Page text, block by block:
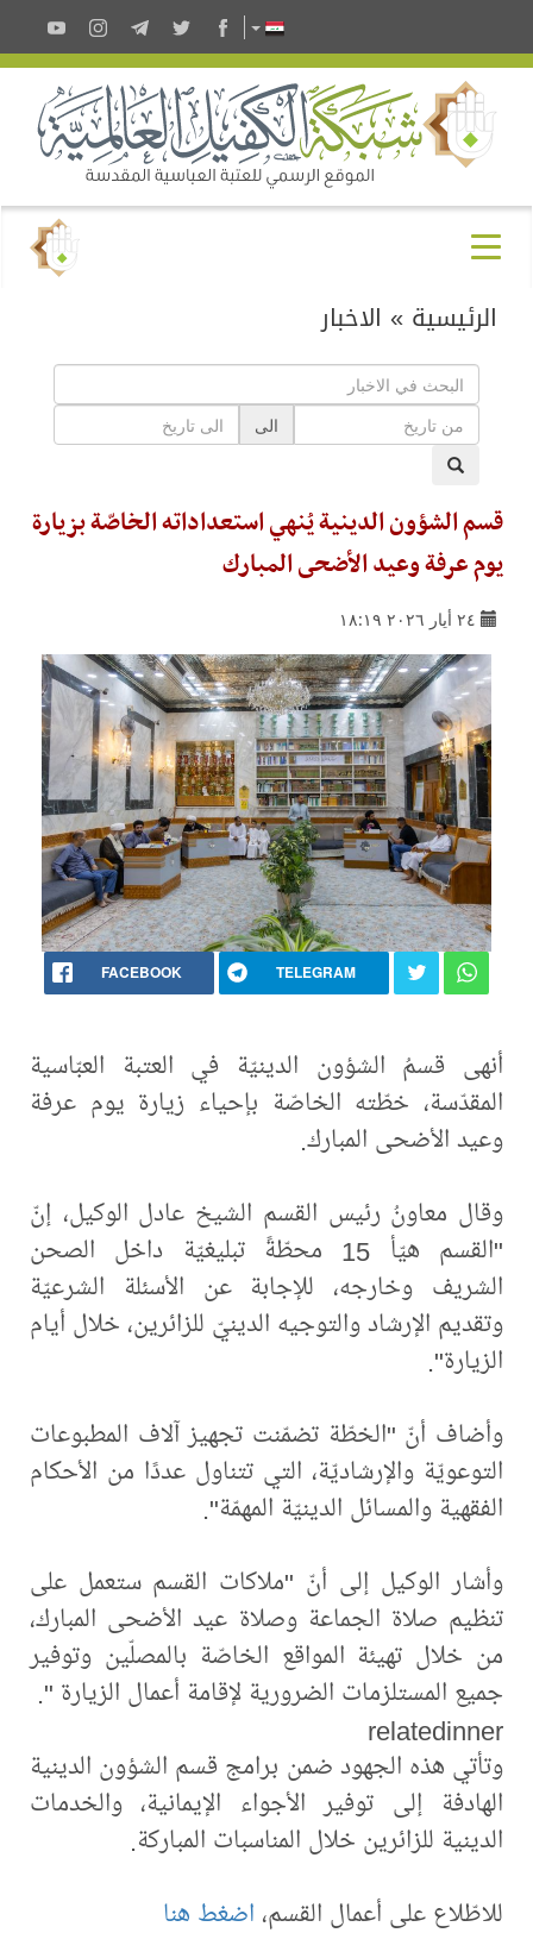
الرئيسية » الاخبار
الى
قسم الشؤون الدينية يُنهي استعداداته الخاصّة بزيارة
يوم عرفة وعيد الأضحى المبارك
٢٤ أيار ٢٠٢٦ ١٨:١٩
FACEBOOK TELEGRAM
أنهى قسمُ الشؤون الدينيّة في العتبة العبّاسية
المقدّسة، خطّته الخاصّة بإحياء زيارة يوم عرفة
وعيد الأضحى المبارك.
وقال معاونُ رئيس القسم الشيخ عادل الوكيل، إنّ
"القسم هيّأ 15 محطّةً تبليغيّة داخل الصحن
الشريف وخارجه، للإجابة عن الأسئلة الشرعيّة
وتقديم الإرشاد والتوجيه الدينيّ للزائرين، خلال أيام
الزيارة".
وأضاف أنّ "الخطّة تضمّنت تجهيز آلاف المطبوعات
التوعويّة والإرشاديّة، التي تتناول عددًا من الأحكام
الفقهية والمسائل الدينيّة المهمّة".
وأشار الوكيل إلى أنّ "ملاكات القسم ستعمل على
تنظيم صلاة الجماعة وصلاة عيد الأضحى المبارك،
من خلال تهيئة المواقع الخاصّة بالمصلّين وتوفير
جميع المستلزمات الضرورية لإقامة أعمال الزيارة ".
relatedinner
وتأتي هذه الجهود ضمن برامج قسم الشؤون الدينية
الهادفة إلى توفير الأجواء الإيمانية، والخدمات
الدينية للزائرين خلال المناسبات المباركة.
للاطّلاع على أعمال القسم، اضغط هنا